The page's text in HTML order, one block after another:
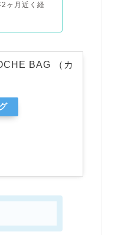
ヶ月近く経
BAG （カ